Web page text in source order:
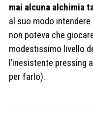
mai alcuna alchimia
al suo modo
non poteva che
modestissimo livello
l’inesistente pressing
per farlo).